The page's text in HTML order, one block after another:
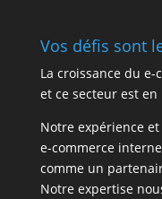
Vos défis sont
La croissance du
et ce secteur est
Notre expérience
e-commerce
comme un
Notre expertise